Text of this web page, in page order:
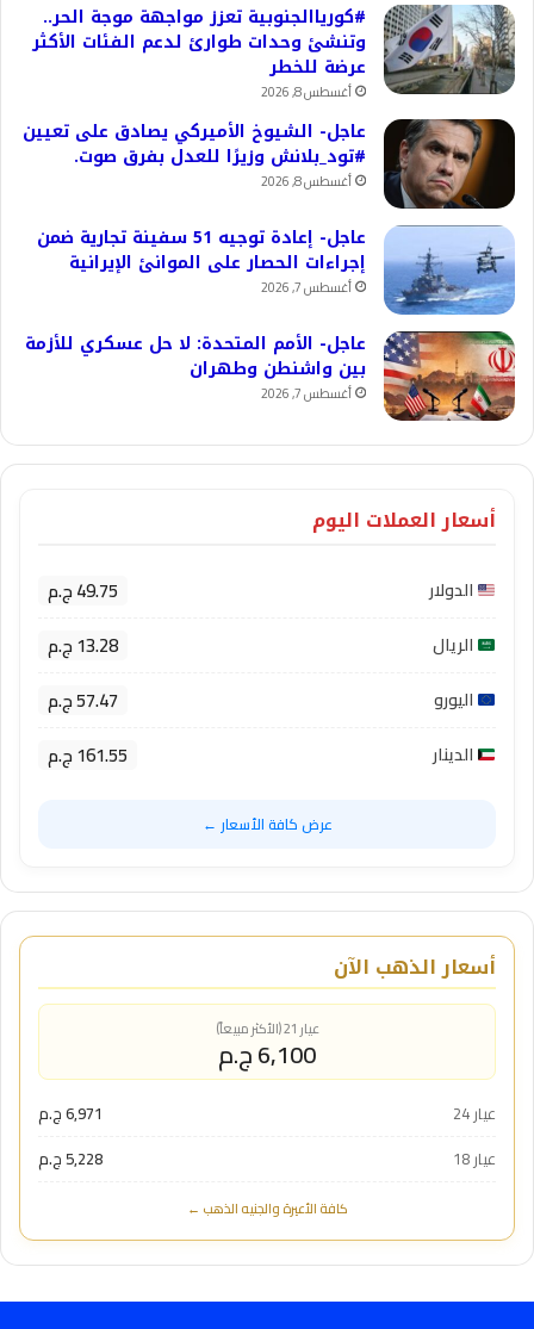
#كورياالجنوبية تعزز مواجهة موجة الحر..
وتنشئ وحدات طوارئ لدعم الفئات الأكثر
عرضة للخطر
أغسطس 8, 2026
عاجل- الشيوخ الأميركي يصادق على تعيين
#تود_بلانش وزيرًا للعدل بفرق صوت.
أغسطس 8, 2026
عاجل- إعادة توجيه 51 سفينة تجارية ضمن
إجراءات الحصار على الموانئ الإيرانية
أغسطس 7, 2026
عاجل- الأمم المتحدة: لا حل عسكري للأزمة
بين واشنطن وطهران
أغسطس 7, 2026
أسعار العملات اليوم
الدولار 49.75 ج.م
الريال 13.28 ج.م
اليورو 57.47 ج.م
الدينار 161.55 ج.م
عرض كافة الأسعار ←
أسعار الذهب الآن
عيار 21 (الأكثر مبيعاً)
6,100 ج.م
عيار 24
6,971 ج.م
عيار 18
5,228 ج.م
كافة الأعيرة والجنيه الذهب ←